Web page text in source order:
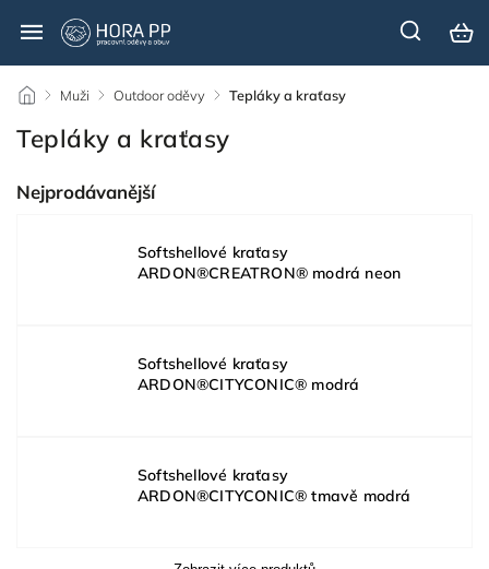
/ Muži / Outdoor oděvy / Tepláky a kraťasy
Tepláky a kraťasy
Nejprodávanější
Softshellové kraťasy
ARDON®CREATRON® modrá neon
Softshellové kraťasy
ARDON®CITYCONIC® modrá
Softshellové kraťasy
ARDON®CITYCONIC® tmavě modrá